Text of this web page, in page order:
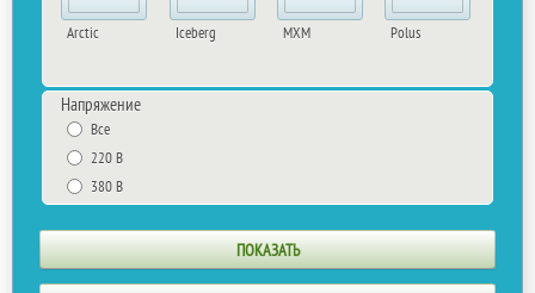
Arctic Iceberg MXM Polus
Напряжение
Все
220 В
380 В